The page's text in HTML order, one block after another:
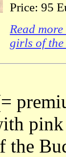
Price: 95
Read
girls of the
pink
the